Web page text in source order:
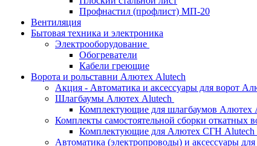
Профнастил (профлист) МП-20
Вентиляция
Бытовая техника и электроника
Электрооборудование
Обогреватели
Кабели греющие
Ворота и рольставни Алютех Alutech
Акция - Автоматика и аксессуары для ворот
Шлагбаумы Алютех Alutech
Комплектующие для шлагбаумов Алютех
Комплекты самостоятельной сборки
Комплектующие для Алютех СГН Alutech
Автоматика (электропроводы) и аксессуары